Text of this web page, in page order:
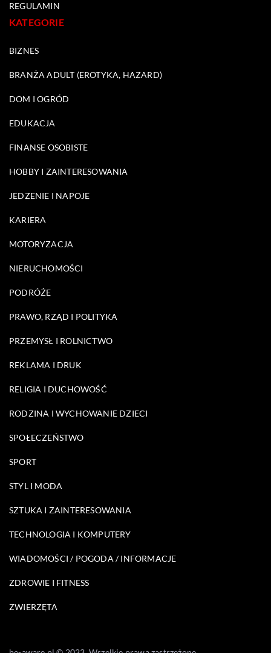
REGULAMIN
KATEGORIE
BIZNES
BRANŻA ADULT (EROTYKA, HAZARD)
DOM I OGRÓD
EDUKACJA
FINANSE OSOBISTE
HOBBY I ZAINTERESOWANIA
JEDZENIE I NAPOJE
KARIERA
MOTORYZACJA
NIERUCHOMOŚCI
PODRÓŻE
PRAWO, RZĄD I POLITYKA
PRZEMYSŁ I ROLNICTWO
REKLAMA I DRUK
RELIGIA I DUCHOWOŚĆ
RODZINA I WYCHOWANIE DZIECI
SPOŁECZEŃSTWO
SPORT
STYL I MODA
SZTUKA I ZAINTERESOWANIA
TECHNOLOGIA I KOMPUTERY
WIADOMOŚCI / POGODA / INFORMACJE
ZDROWIE I FITNESS
ZWIERZĘTA